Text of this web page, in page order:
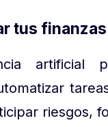
tus finanzas
artificial
riesgos,